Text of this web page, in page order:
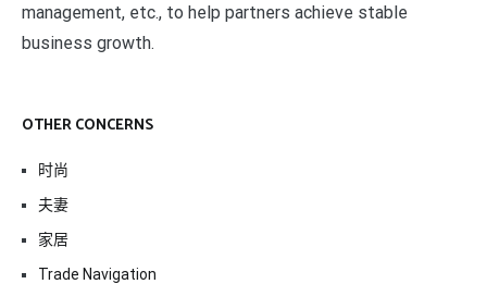
management, etc., to help partners achieve stable
business growth.
OTHER CONCERNS
时尚
夫妻
家居
Trade Navigation